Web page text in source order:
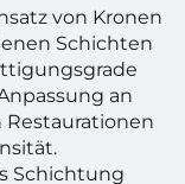
von Kronen
Schichten
an
Restaurationen
Schichtung